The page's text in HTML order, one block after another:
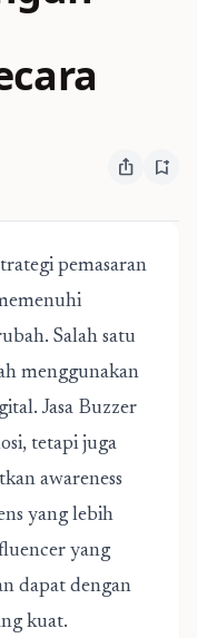
ios_share bookmark_add
pemasaran
Salah satu
menggunakan
Jasa Buzzer
tetapi juga
awareness
yang lebih
yang
dapat dengan
kuat.